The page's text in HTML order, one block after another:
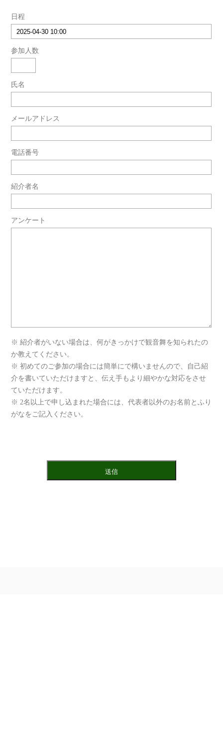
日程
参加人数
氏名
メールアドレス
電話番号
紹介者名
アンケート
※ 紹介者がいない場合は、何がきっかけで観音舞を知られたの
か教えてください。
※ 初めてのご参加の場合には簡単にで構いませんので、自己紹
介を書いていただけますと、伝え手もより細やかな対応をさせ
ていただけます。
※ 2名以上で申し込まれた場合には、代表者以外のお名前とふり
がなをご記入ください。